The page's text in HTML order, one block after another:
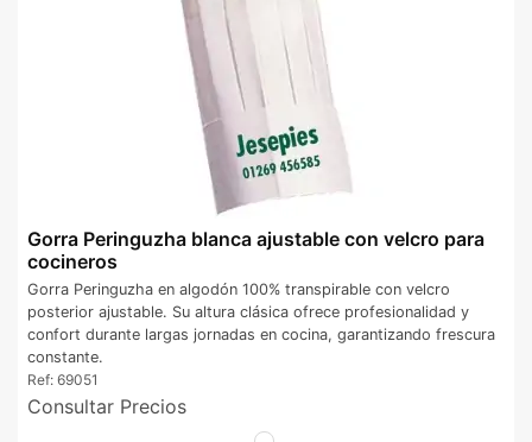
Gorra Peringuzha blanca ajustable con velcro para
cocineros
Gorra Peringuzha en algodón 100% transpirable con velcro
posterior ajustable. Su altura clásica ofrece profesionalidad y
confort durante largas jornadas en cocina, garantizando frescura
constante.
Ref: 69051
Consultar Precios